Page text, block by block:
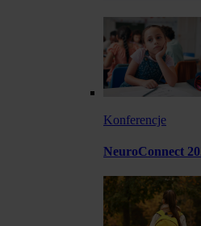
Konferencje
NeuroConnect